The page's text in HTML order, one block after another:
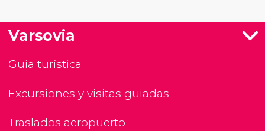
Varsovia
Guía turística
Excursiones y visitas guiadas
Traslados aeropuerto